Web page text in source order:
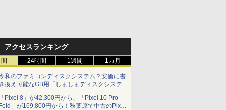
アクセスランキング
24時間 1週間 1カ月
和のファミコンディスクシステム？安価に書
換え可能なGB用「しましまディスクシステ
」
Pixel 8」が42,300円から、「Pixel 10 Pro
」が169,800円から！秋葉原で中古のPixel